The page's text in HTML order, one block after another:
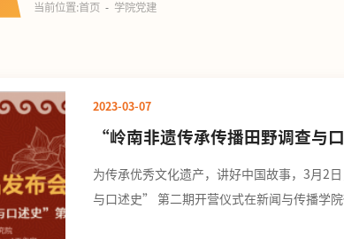
当前位置:首页 学院党建
2023-03-07
“岭南非遗传承传播田野调查与
为传承优秀文化遗产，讲好中国故事，3月2
与口述史” 第二期开营仪式在新闻与传播学